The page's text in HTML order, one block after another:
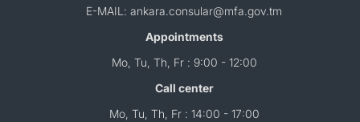
E-MAIL: ankara.consular@mfa.gov.tm
Appointments
Mo, Tu, Th, Fr : 9:00 - 12:00
Call center
Mo, Tu, Th, Fr : 14:00 - 17:00